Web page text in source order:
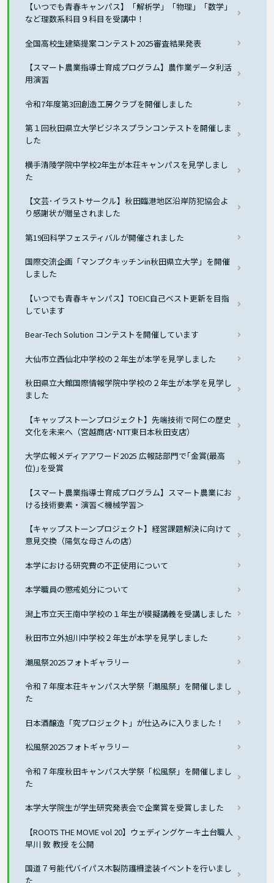
【いつでも青春キャンパス】「解析学」「物理」「数学」
など理数系科目９科目を受講中！
全国高校生建築提案コンテスト2025審査結果発表
【スマート農業指導士育成プログラム】農作業データ利活
用演習
令和7年度第3回創造工房クラブを開催しました
第１回秋田県立大学ビジネスプランコンテストを開催しま
した
横手清陵学院中学校2年生が本荘キャンパスを見学しまし
た
【文芸･イラストサークル】秋田臨港地区沿岸防犯協会よ
り感謝状が贈呈されました
第19回科学フェスティバルが開催されました
国際交流企画「マンプクキッチンin秋田県立大学」を開催
しました
【いつでも青春キャンパス】TOEIC自己ベスト更新を目指
しています
Bear-Tech Solution コンテストを開催しています
大仙市立西仙北中学校の２年生が本学を見学しました
秋田県立大館国際情報学院中学校の２年生が本学を見学し
ました
【キャップストーンプロジェクト】先端技術で阿仁の歴史
文化を未来へ（宮越商店･NTT東日本秋田支店）
大学広報メディアアワード2025 広報誌部門で｢金賞(最高
位)｣を受賞
【スマート農業指導士育成プログラム】スマート農業にお
ける技術要素・演習＜機械学習＞
【キャップストーンプロジェクト】経営課題解決に向けて
意見交換（陽気な母さんの店）
本学における研究費の不正使用について
本学職員の懲戒処分について
潟上市立天王南中学校の１年生が模擬講義を受講しました
秋田市立外旭川中学校２年生が本学を見学しました
潮風祭2025フォトギャラリー
令和７年度本荘キャンパス大学祭「潮風祭」を開催しまし
た
日本酒醸造「究プロジェクト」が仕込みに入りました！
松風祭2025フォトギャラリー
令和７年度秋田キャンパス大学祭「松風祭」を開催しまし
た
本学大学院生が学生研究発表会で企業賞を受賞しました
【ROOTS THE MOVIE vol 20】ウェディングケーキ土台職人
早川 敦 教授 を公開
国道７号能代バイパス木製防護柵塗装イベントを行いまし
た